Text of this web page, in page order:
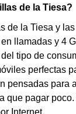
de la Tiesa?
de la Tiesa y
llamadas y 4
tipo de
perfectas
pensadas para
pagar
Internet.